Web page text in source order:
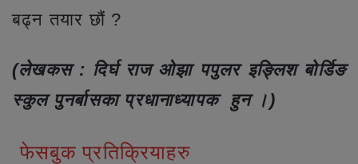
बढ्न तयार छौं ?
(लेखकस : दिर्घ राज ओझा पपुलर इङ्लिश बोर्डिङ
स्कुल पुनर्बासका प्रधानाध्यापक हुन ।)
फेसबुक प्रतिक्रियाहरु